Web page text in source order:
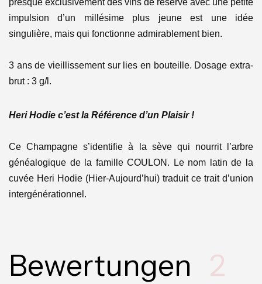
presque exclusivement des vins de réserve avec une petite
impulsion d’un millésime plus jeune est une idée
singulière, mais qui fonctionne admirablement bien.
3 ans de vieillissement sur lies en bouteille. Dosage extra-
brut : 3 g/l.
Heri Hodie c’est la Référence d’un Plaisir !
Ce Champagne s’identifie à la sève qui nourrit l’arbre
généalogique de la famille COULON. Le nom latin de la
cuvée Heri Hodie (Hier-Aujourd’hui) traduit ce trait d’union
intergénérationnel.
Bewertungen 2